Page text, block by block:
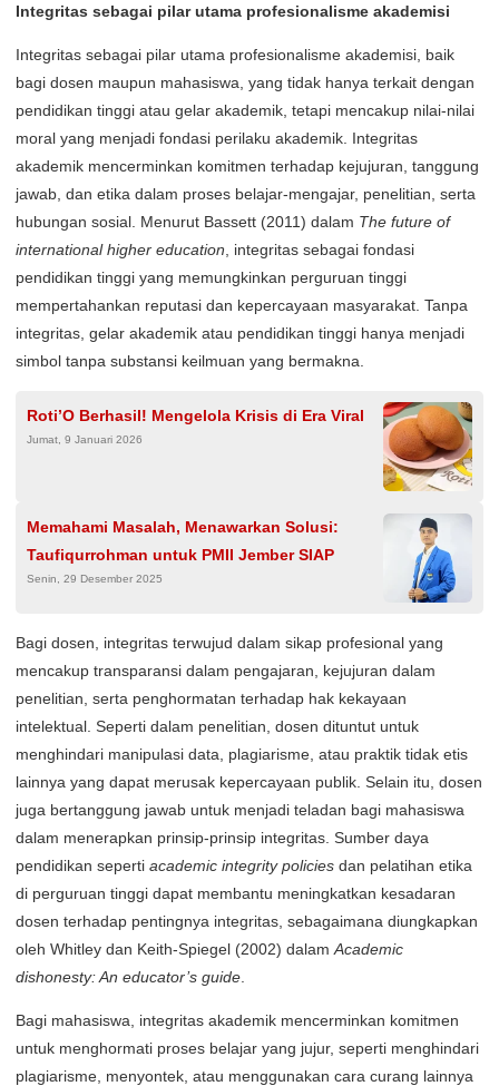
Integritas sebagai pilar utama profesionalisme akademisi
Integritas sebagai pilar utama profesionalisme akademisi, baik
bagi dosen maupun mahasiswa, yang tidak hanya terkait dengan
pendidikan tinggi atau gelar akademik, tetapi mencakup nilai-nilai
moral yang menjadi fondasi perilaku akademik. Integritas
akademik mencerminkan komitmen terhadap kejujuran, tanggung
jawab, dan etika dalam proses belajar-mengajar, penelitian, serta
hubungan sosial. Menurut Bassett (2011) dalam The future of
international higher education , integritas sebagai fondasi
pendidikan tinggi yang memungkinkan perguruan tinggi
mempertahankan reputasi dan kepercayaan masyarakat. Tanpa
integritas, gelar akademik atau pendidikan tinggi hanya menjadi
simbol tanpa substansi keilmuan yang bermakna.
Roti’O Berhasil! Mengelola Krisis di Era Viral
Jumat, 9 Januari 2026
Memahami Masalah, Menawarkan Solusi:
Taufiqurrohman untuk PMII Jember SIAP
Senin, 29 Desember 2025
Bagi dosen, integritas terwujud dalam sikap profesional yang
mencakup transparansi dalam pengajaran, kejujuran dalam
penelitian, serta penghormatan terhadap hak kekayaan
intelektual. Seperti dalam penelitian, dosen dituntut untuk
menghindari manipulasi data, plagiarisme, atau praktik tidak etis
lainnya yang dapat merusak kepercayaan publik. Selain itu, dosen
juga bertanggung jawab untuk menjadi teladan bagi mahasiswa
dalam menerapkan prinsip-prinsip integritas. Sumber daya
pendidikan seperti academic integrity policies dan pelatihan etika
di perguruan tinggi dapat membantu meningkatkan kesadaran
dosen terhadap pentingnya integritas, sebagaimana diungkapkan
oleh Whitley dan Keith-Spiegel (2002) dalam Academic
dishonesty: An educator’s guide
Bagi mahasiswa, integritas akademik mencerminkan komitmen
untuk menghormati proses belajar yang jujur, seperti menghindari
plagiarisme, menyontek, atau menggunakan cara curang lainnya